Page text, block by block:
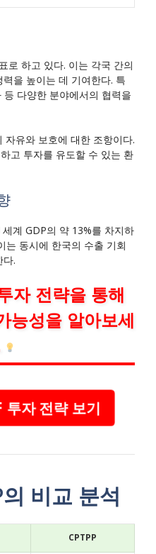
로 하고 있다. 이는 각국 간의
을 높이는 데 기여한다. 특
다양한 분야에서의 협력을
자유와 보호에 대한 조항이다.
고 투자를 유도할 수 있는 환
계 GDP의 약 13%를 차지하
는 동시에 한국의 수출 기회
다.
자 전략을 통해
능성을 알아보세
자 전략 보기
의 비교 분석
CPTPP